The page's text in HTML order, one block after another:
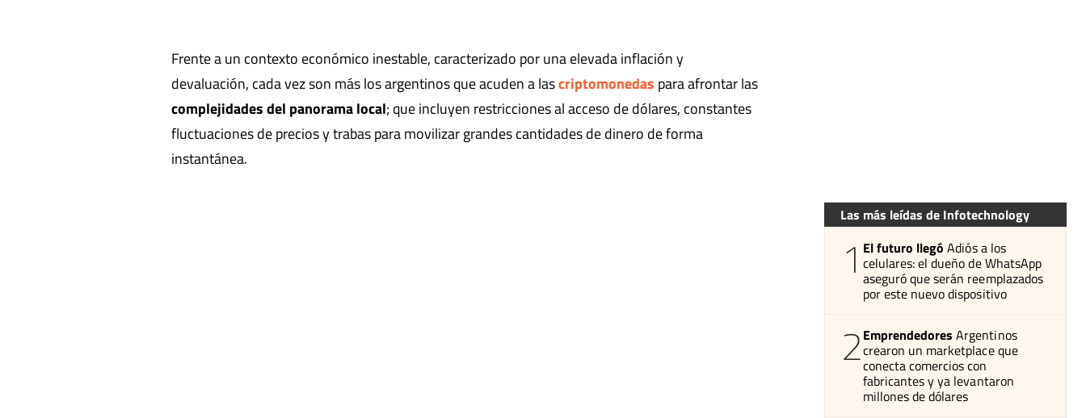
Frente a un contexto económico inestable, caracterizado por una elevada inflación y
devaluación, cada vez son más los argentinos que acuden a lascriptomonedas para afrontar las
complejidades del panorama local; que incluyen restricciones al acceso de dólares, constantes
fluctuaciones de precios y trabas para movilizar grandes cantidades de dinero de forma
instantánea.
Las más leídas de Infotechnology
1 El futuro llegó Adiós a los
celulares: el dueño de WhatsApp
aseguró que serán reemplazados
por este nuevo dispositivo
2Emprendedores Argentinos
crearon un marketplace que
conecta comercios con
fabricantes y ya levantaron
millones de dólares